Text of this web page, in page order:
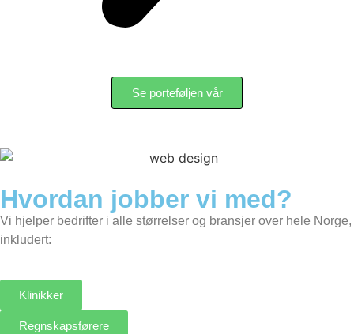
Se porteføljen vår
Hvordan jobber vi med?
Vi hjelper bedrifter i alle størrelser og bransjer over hele Norge,
inkludert:
Klinikker
Regnskapsførere